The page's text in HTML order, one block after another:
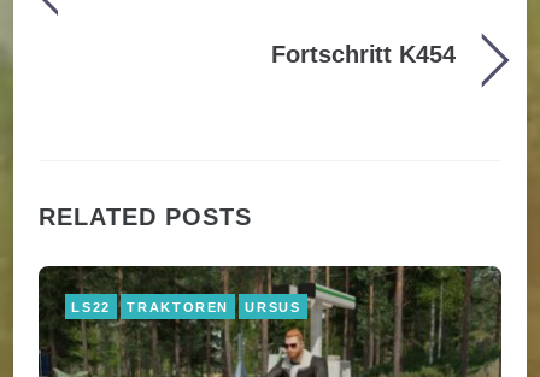
Fortschritt K454
RELATED POSTS
LS22 TRAKTOREN URSUS